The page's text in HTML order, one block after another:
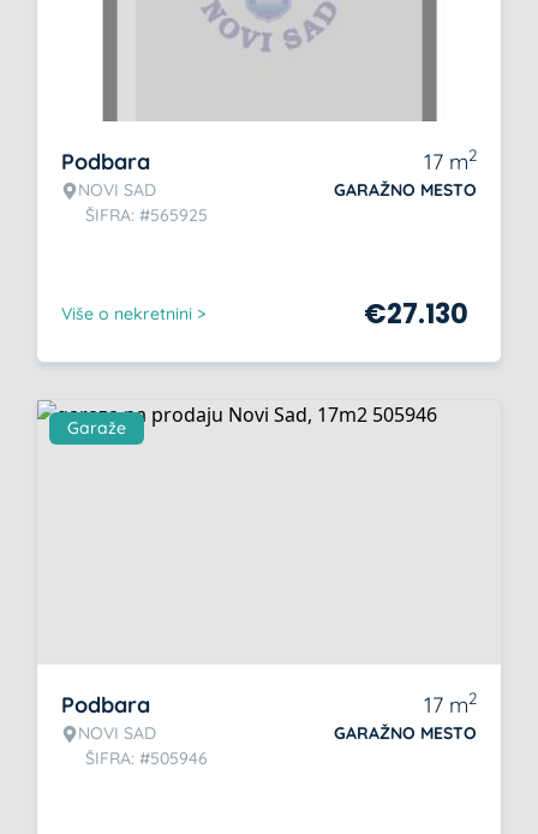
Podbara
NOVI SAD
ŠIFRA: #565925
17 m2
GARAŽNO MESTO
Više o nekretnini > €27.130
Garaže
Podbara
NOVI SAD
ŠIFRA: #505946
17 m2
GARAŽNO MESTO